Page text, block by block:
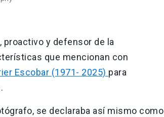
proactivo y defensor de la
que mencionan con
Escobar (1971- 2025) para
se declaraba así mismo como